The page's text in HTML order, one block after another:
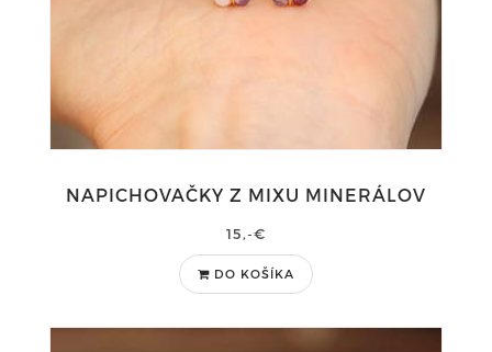
NAPICHOVAČKY Z MIXU MINERÁLOV
15,-€
DO KOŠÍKA